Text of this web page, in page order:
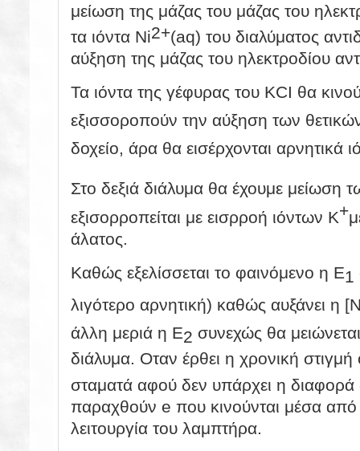
μείωση της μάζας του μάζας του
τα ιόντα Ni2+(aq) του διαλύματος
αύξηση της μάζας του ηλεκτροδίου
Τα ιόντα της γέφυρας του KCI θα
εξισσοροπούν την αύξηση των
δοχείο, άρα θα εισέρχονται αρνητικά
Στο δεξιά διάλυμα θα έχουμε μείωση
εξισορροπείται με εισρροή ιόντων Κ+
άλατος.
Καθώς εξελίσσεται το φαινόμενο η E1
λιγότερο αρνητική) καθώς αυξάνει η
άλλη μεριά η E2 συνεχώς θα
διάλυμα. Οταν έρθει η χρονική
σταματά αφού δεν υπάρχει η
παραχθούν e που κινούνται μέσα
λειτουργία του λαμπτήρα.